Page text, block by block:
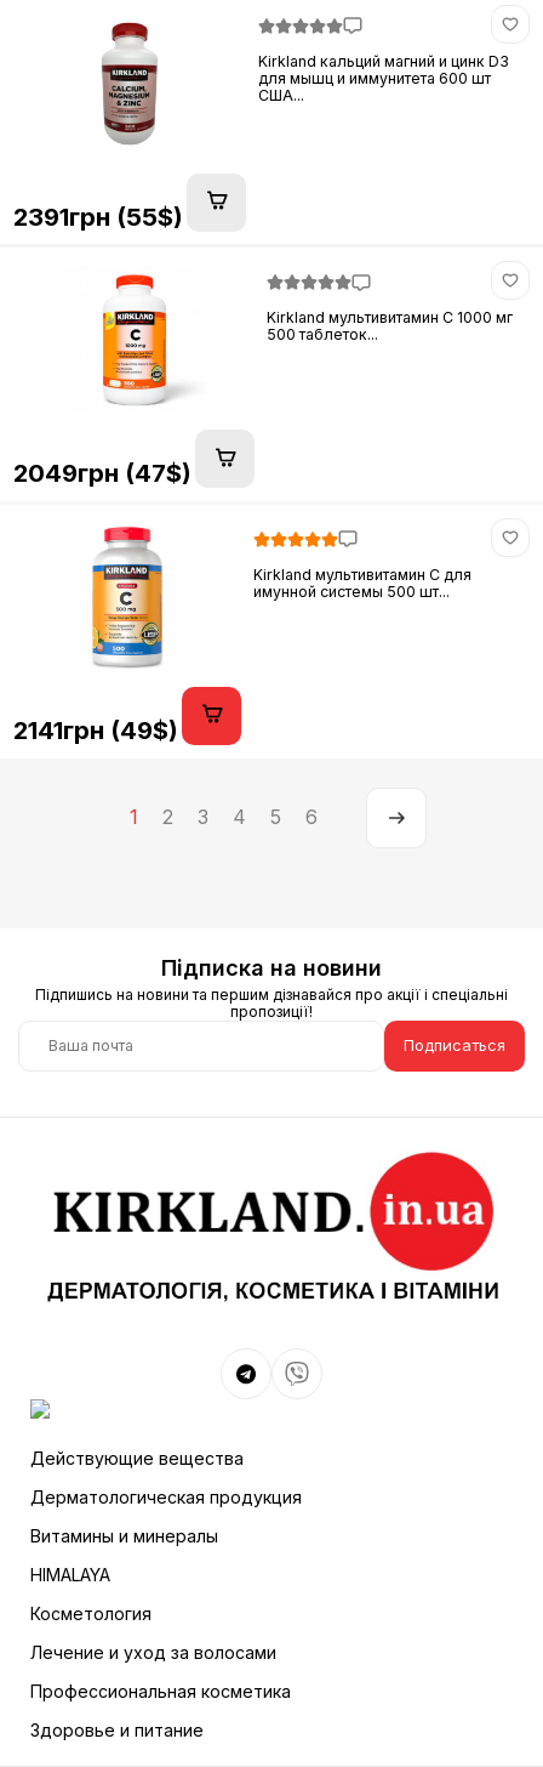
Kirkland кальций магний и цинк D3
для мышц и иммунитета 600 шт
США...
2391грн (55$)
Kirkland мультивитамин C 1000 мг
500 таблеток...
2049грн (47$)
Kirkland мультивитамин C для
имунной системы 500 шт...
2141грн (49$)
1 2 3 4 5 6
Підписка на новини
Підпишись на новини та першим дізнавайся про акції і спеціальні
пропозиції!
Подписаться
Действующие вещества
Дерматологическая продукция
Витамины и минералы
HIMALAYA
Косметология
Лечение и уход за волосами
Профессиональная косметика
Здоровье и питание